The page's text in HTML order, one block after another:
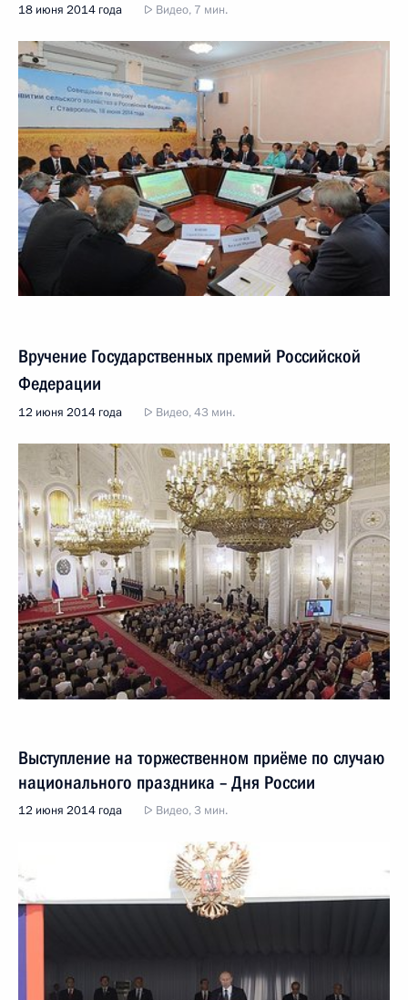
18 июня 2014 года Видео, 7 мин.
Вручение Государственных премий Российской
Федерации
12 июня 2014 года Видео, 43 мин.
Выступление на торжественном приёме по случаю
национального праздника – Дня России
12 июня 2014 года Видео, 3 мин.